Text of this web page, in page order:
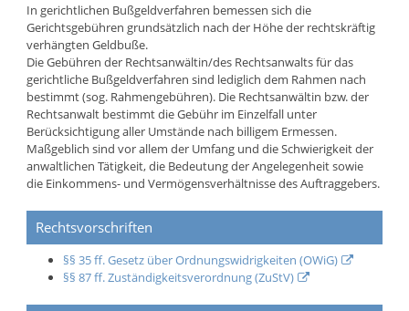
In gerichtlichen Bußgeldverfahren bemessen sich die
Gerichtsgebühren grundsätzlich nach der Höhe der rechtskräftig
verhängten Geldbuße.
Die Gebühren der Rechtsanwältin/des Rechtsanwalts für das
gerichtliche Bußgeldverfahren sind lediglich dem Rahmen nach
bestimmt (sog. Rahmengebühren). Die Rechtsanwältin bzw. der
Rechtsanwalt bestimmt die Gebühr im Einzelfall unter
Berücksichtigung aller Umstände nach billigem Ermessen.
Maßgeblich sind vor allem der Umfang und die Schwierigkeit der
anwaltlichen Tätigkeit, die Bedeutung der Angelegenheit sowie
die Einkommens- und Vermögensverhältnisse des Auftraggebers.
Rechtsvorschriften
§§ 35 ff. Gesetz über Ordnungswidrigkeiten (OWiG)
§§ 87 ff. Zuständigkeitsverordnung (ZuStV)